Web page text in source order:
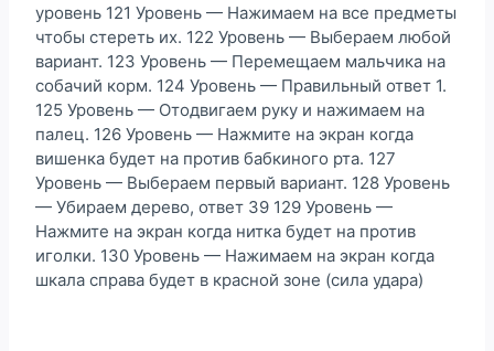
уровень 121 Уровень — Нажимаем на все предметы
чтобы стереть их. 122 Уровень — Выбераем любой
вариант. 123 Уровень — Перемещаем мальчика на
собачий корм. 124 Уровень — Правильный ответ 1.
125 Уровень — Отодвигаем руку и нажимаем на
палец. 126 Уровень — Нажмите на экран когда
вишенка будет на против бабкиного рта. 127
Уровень — Выбераем первый вариант. 128 Уровень
— Убираем дерево, ответ 39 129 Уровень —
Нажмите на экран когда нитка будет на против
иголки. 130 Уровень — Нажимаем на экран когда
шкала справа будет в красной зоне (сила удара)